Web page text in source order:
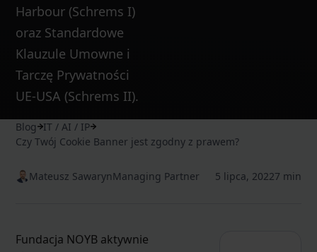
Harbour (Schrems I)
oraz Standardowe
Klauzule Umowne i
Tarczę Prywatności
UE-USA (Schrems II).
Blog
IT / AI / IP
Czy Twój Cookie Banner jest zgodny z prawem?
Mateusz SawarynManaging Partner 5 lipca, 20227 min
Fundacja NOYB aktywnie